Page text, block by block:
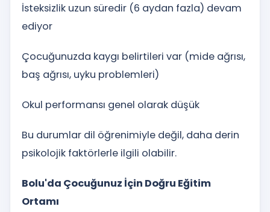
İsteksizlik uzun süredir (6 aydan fazla) devam
ediyor
Çocuğunuzda kaygı belirtileri var (mide ağrısı,
baş ağrısı, uyku problemleri)
Okul performansı genel olarak düşük
Bu durumlar dil öğrenimiyle değil, daha derin
psikolojik faktörlerle ilgili olabilir.
Bolu'da Çocuğunuz İçin Doğru Eğitim
Ortamı